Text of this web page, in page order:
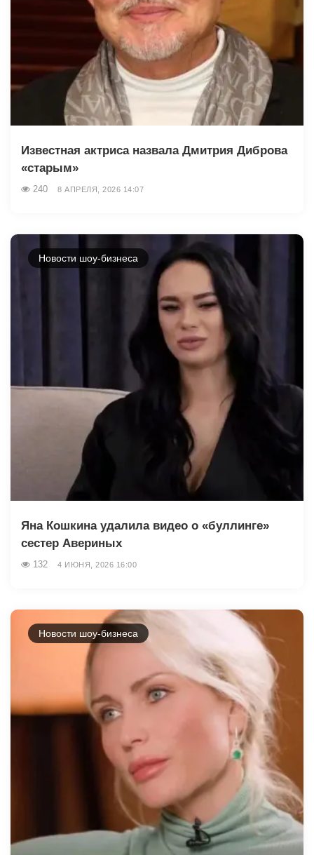
Известная актриса назвала Дмитрия Диброва
«старым»
240 8 АПРЕЛЯ, 2026 14:07
Новости шоу-бизнеса
Яна Кошкина удалила видео о «буллинге»
сестер Авериных
132 4 ИЮНЯ, 2026 16:00
Новости шоу-бизнеса